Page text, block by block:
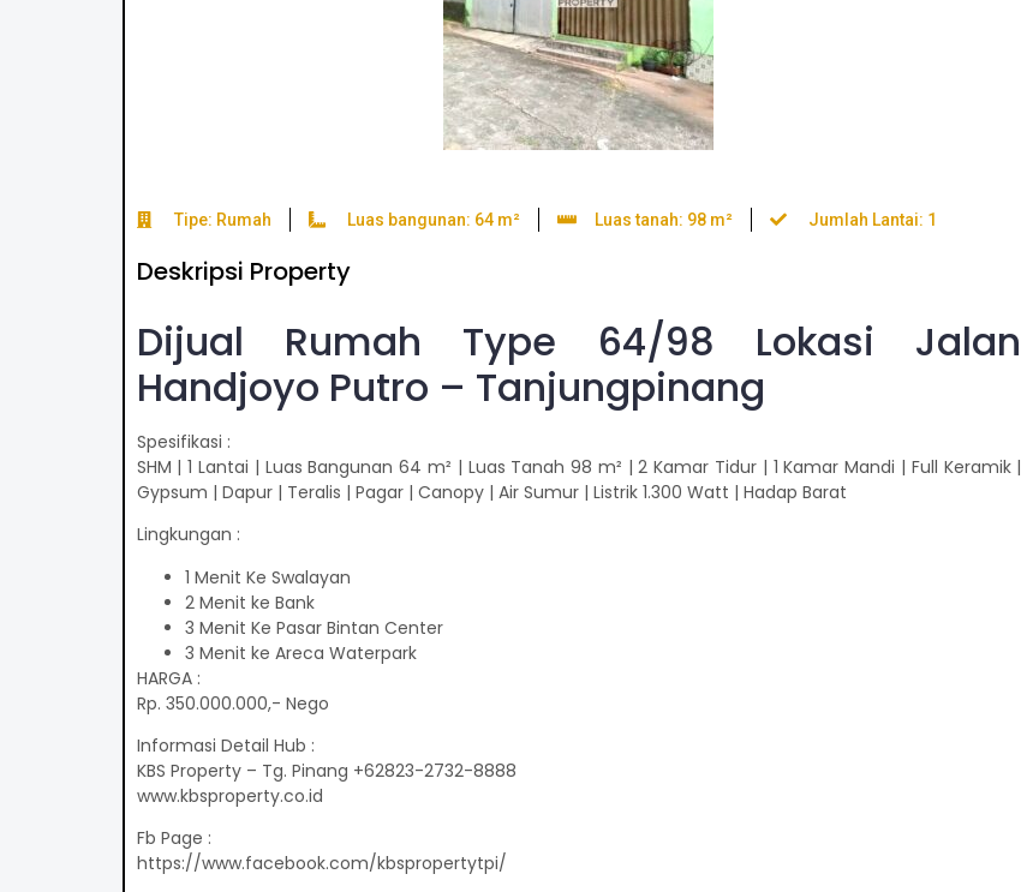
Tipe: Rumah Luas bangunan: 64 m² Luas tanah: 98 m² Jumlah Lantai: 1
Deskripsi Property
Dijual Rumah Type 64/98 Lokasi Jalan
Handjoyo Putro – Tanjungpinang
Spesifikasi :
SHM | 1 Lantai | Luas Bangunan 64 m² | Luas Tanah 98 m² | 2 Kamar Tidur | 1 Kamar Mandi | Full Keramik |
Gypsum | Dapur | Teralis | Pagar | Canopy | Air Sumur | Listrik 1.300 Watt | Hadap Barat
Lingkungan :
1 Menit Ke Swalayan
2 Menit ke Bank
3 Menit Ke Pasar Bintan Center
3 Menit ke Areca Waterpark
HARGA :
Rp. 350.000.000,- Nego
Informasi Detail Hub :
KBS Property – Tg. Pinang +62823-2732-8888
www.kbsproperty.co.id
Fb Page :
https://www.facebook.com/kbspropertytpi/